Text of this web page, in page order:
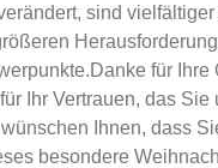
sind
für Ihre
Ihr Vertrauen, das Sie
Ihnen, dass
besondere